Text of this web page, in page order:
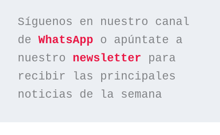
Síguenos en nuestro canal
de WhatsApp o apúntate a
nuestro newsletter para
recibir las principales
noticias de la semana